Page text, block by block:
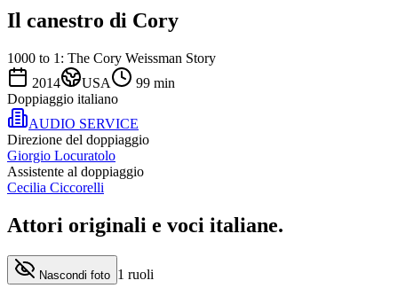
Il canestro di Cory
1000 to 1: The Cory Weissman Story
2014
USA 99 min
Doppiaggio italiano
AUDIO SERVICE
Direzione del doppiaggio
Giorgio Locuratolo
Assistente al doppiaggio
Cecilia Ciccorelli
Attori originali e voci italiane.
Nascondi foto 1 ruoli